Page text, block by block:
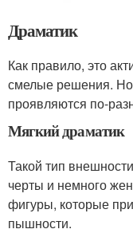
Драматик
Как правило, это
смелые решения. Но
проявляются по-
Мягкий драматик
Такой тип
черты и немного
фигуры, которые
пышности.